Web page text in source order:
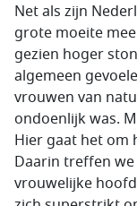
Net als zijn
grote moeite
gezien hoger
algemeen
vrouwen van
ondoenlijk was.
Hier gaat het om
Daarin treffen
vrouwelijke